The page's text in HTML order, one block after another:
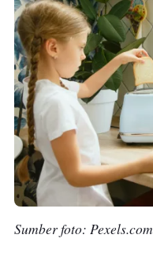
Sumber foto: Pexels.com